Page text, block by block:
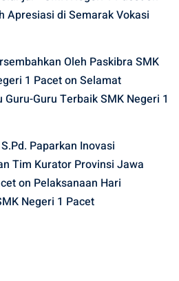
Apresiasi di Semarak Vokasi
Oleh Paskibra SMK
1 Paceton Selamat
Guru Terbaik SMK Negeri 1
Paparkan Inovasi
Tim Kurator Provinsi Jawa
on Pelaksanaan Hari
Negeri 1 Pacet